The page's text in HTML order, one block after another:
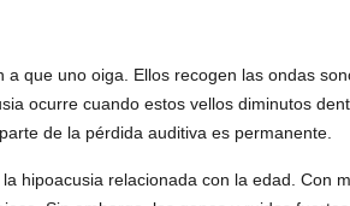
que uno oiga. Ellos recogen las ondas
ocurre cuando estos vellos diminutos
de la pérdida auditiva es permanente.
hipoacusia relacionada con la edad. Con